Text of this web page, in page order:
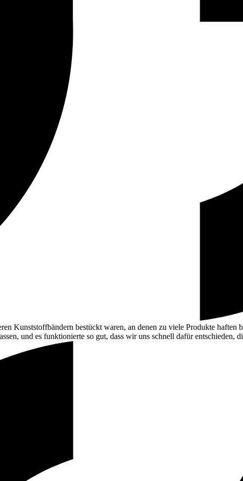
Kunststoffbändern bestückt waren, an denen zu viele Produkte haften
und es funktionierte so gut, dass wir uns schnell dafür entschieden,